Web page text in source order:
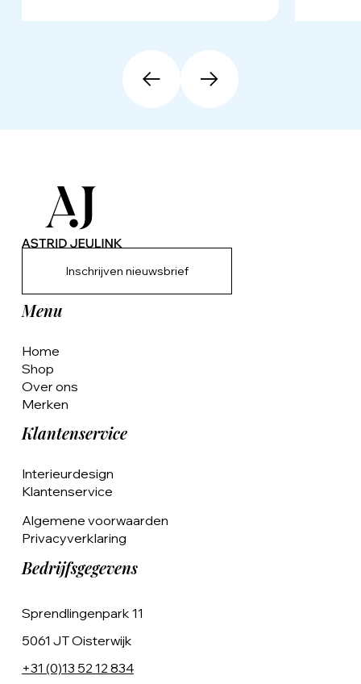
Inschrijven nieuwsbrief
Menu
Home
Shop
Over ons
Merken
Klantenservice
Interieurdesign
Klantenservice
Algemene voorwaarden
Privacyverklaring
Bedrijfsgegevens
Sprendlingenpark 11
5061 JT Oisterwijk
+31 (0)13 52 12 834